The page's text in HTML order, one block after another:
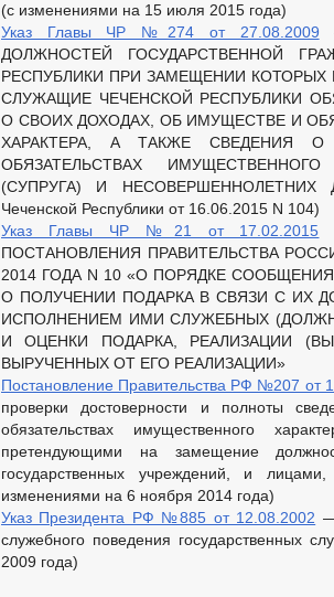
(с изменениями на 15 июля 2015 года)
Указ Главы ЧР №274 от 27.08.2009
ДОЛЖНОСТЕЙ ГОСУДАРСТВЕННОЙ
РЕСПУБЛИКИ ПРИ ЗАМЕЩЕНИИ КОТОРЫХ
СЛУЖАЩИЕ ЧЕЧЕНСКОЙ РЕСПУБЛИКИ
О СВОИХ ДОХОДАХ, ОБ ИМУЩЕСТВЕ И
ХАРАКТЕРА, А ТАКЖЕ СВЕДЕНИЯ
ОБЯЗАТЕЛЬСТВАХ
(СУПРУГА) И НЕСОВЕРШЕННОЛЕТНИХ
Чеченской Республики от 16.06.2015 N 104)
Указ Главы ЧР №21 от 17.02.2015
ПОСТАНОВЛЕНИЯ ПРАВИТЕЛЬСТВА
2014 ГОДА N 10 «О ПОРЯДКЕ
О ПОЛУЧЕНИИ ПОДАРКА В СВЯЗИ С ИХ
ИСПОЛНЕНИЕМ ИМИ СЛУЖЕБНЫХ
И ОЦЕНКИ ПОДАРКА, РЕАЛИЗАЦИИ
ВЫРУЧЕННЫХ ОТ ЕГО РЕАЛИЗАЦИИ»
Постановление Правительства РФ №207 от
проверки достоверности и полноты
обязательствах имущественного
претендующими на замещение
государственных учреждений, и
изменениями на 6 ноября 2014 года)
Указ Президента РФ №885 от 12.08.2002
служебного поведения государственных
2009 года)